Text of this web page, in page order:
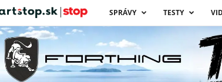
a
SPRÁVY TESTY